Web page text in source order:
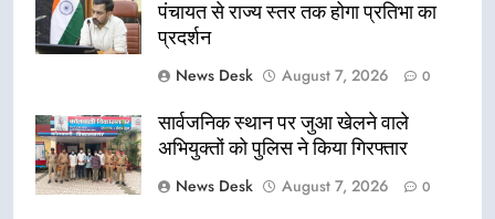
पंचायत से राज्य स्तर तक होगा प्रतिभा का
प्रदर्शन
News Desk
August 7, 2026 0
सार्वजनिक स्थान पर जुआ खेलने वाले
अभियुक्तों को पुलिस ने किया गिरफ्तार
News Desk
August 7, 2026 0